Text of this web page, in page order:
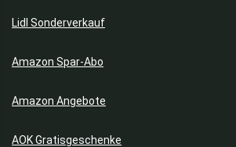
Lidl Sonderverkauf
Amazon Spar-Abo
Amazon Angebote
AOK Gratisgeschenke